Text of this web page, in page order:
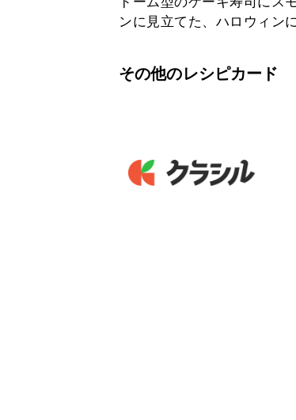
ンに見立てた、ハロウィン
その他のレシピカード